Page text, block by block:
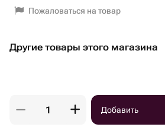
Пожаловаться на товар
Другие товары этого магазина
Добавить